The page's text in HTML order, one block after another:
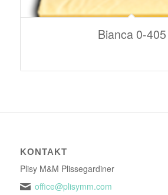
Bianca 0-405
KONTAKT
Plisy M&M Plissegardiner
office@plisymm.com